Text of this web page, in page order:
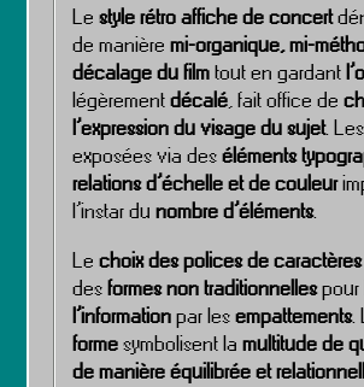
Le style rétro affiche de concert
de manière mi-organique, mi-
décalage du filmtout en gardant
légèrementdécalé, fait office de
l’expression du visage du sujet. Les
exposées via deséléments
relations d’échelle et de couleur
l’instar du nombre d’éléments.
Le choix des polices de caractères
desformes non traditionnellespour
l’informationpar lesempattements.
formesymbolisent la multitude de
de manière équilibrée et